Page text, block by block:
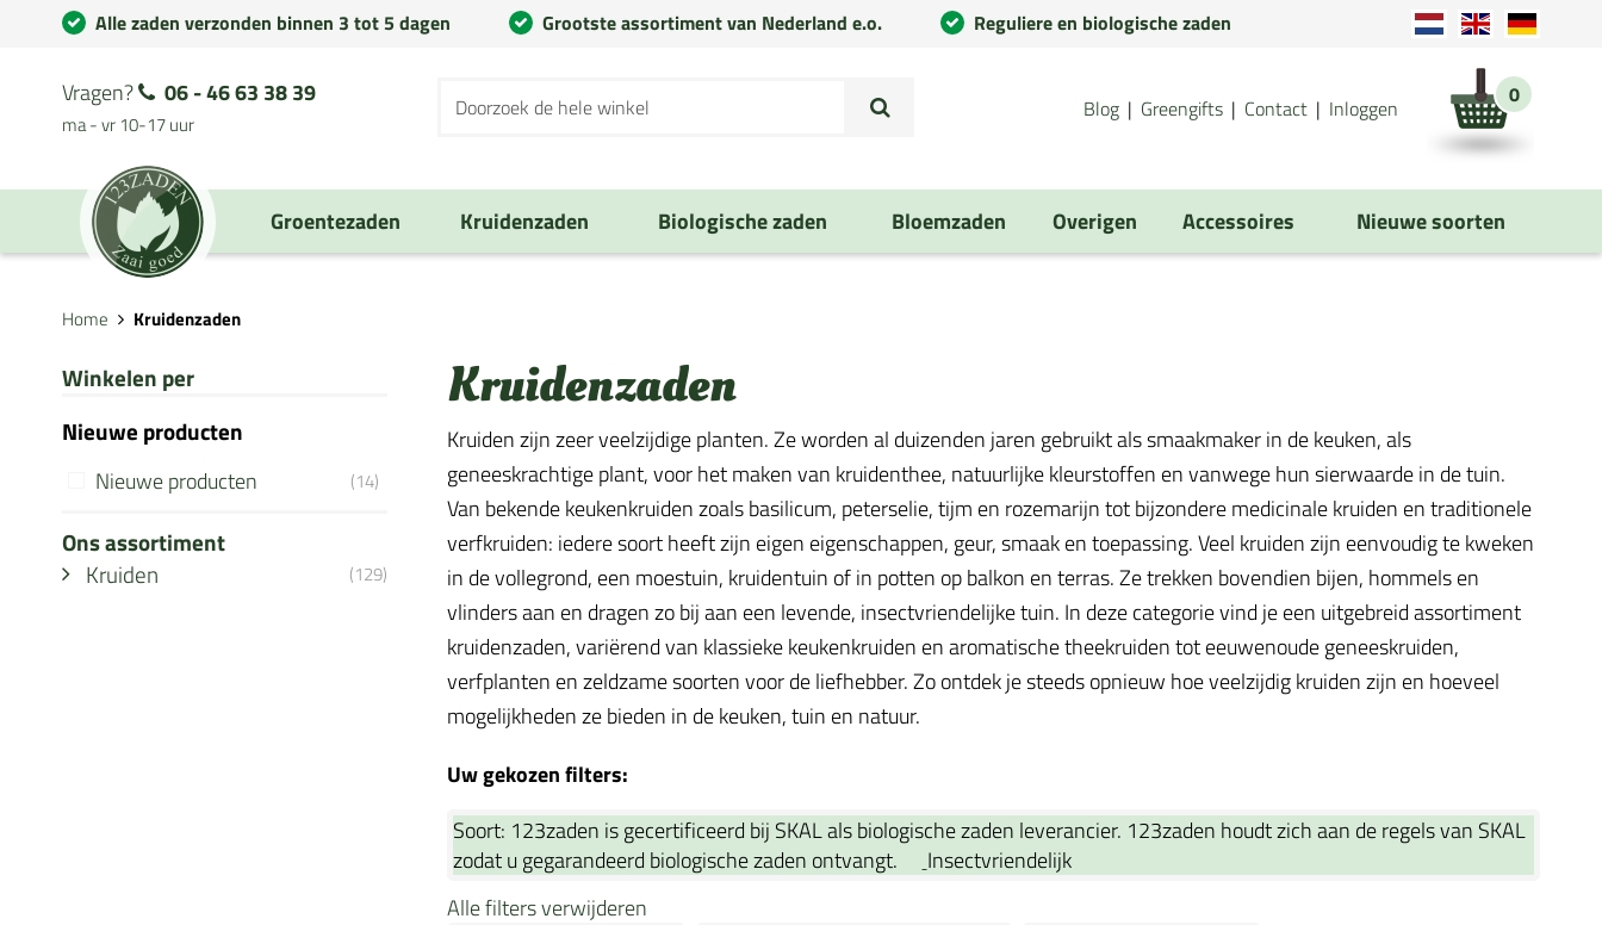
Alle zaden verzonden binnen 3 tot 5 dagen Grootste assortiment van Nederland e.o. Reguliere en biologische zaden
Vragen? 06 - 46 63 38 39
ma - vr 10-17 uur
Blog Greengifts Contact Inloggen 0
Groentezaden Kruidenzaden Biologische zaden Bloemzaden Overigen Accessoires Nieuwe soorten
Home Kruidenzaden
Winkelen per
Nieuwe producten
Nieuwe producten (14)
Ons assortiment
Kruiden
(129)
Kruidenzaden
Kruiden zijn zeer veelzijdige planten. Ze worden al duizenden jaren gebruikt als smaakmaker in de keuken, als
geneeskrachtige plant, voor het maken van kruidenthee, natuurlijke kleurstoffen en vanwege hun sierwaarde in de tuin.
Van bekende keukenkruiden zoals basilicum, peterselie, tijm en rozemarijn tot bijzondere medicinale kruiden en traditionele
verfkruiden: iedere soort heeft zijn eigen eigenschappen, geur, smaak en toepassing. Veel kruiden zijn eenvoudig te kweken
in de vollegrond, een moestuin, kruidentuin of in potten op balkon en terras. Ze trekken bovendien bijen, hommels en
vlinders aan en dragen zo bij aan een levende, insectvriendelijke tuin. In deze categorie vind je een uitgebreid assortiment
kruidenzaden, variërend van klassieke keukenkruiden en aromatische theekruiden tot eeuwenoude geneeskruiden,
verfplanten en zeldzame soorten voor de liefhebber. Zo ontdek je steeds opnieuw hoe veelzijdig kruiden zijn en hoeveel
mogelijkheden ze bieden in de keuken, tuin en natuur.
Uw gekozen filters:
Soort: 123zaden is gecertificeerd bij SKAL als biologische zaden leverancier. 123zaden houdt zich aan de regels van SKAL
zodat u gegarandeerd biologische zaden ontvangt.
Insectvriendelijk
Alle filters verwijderen